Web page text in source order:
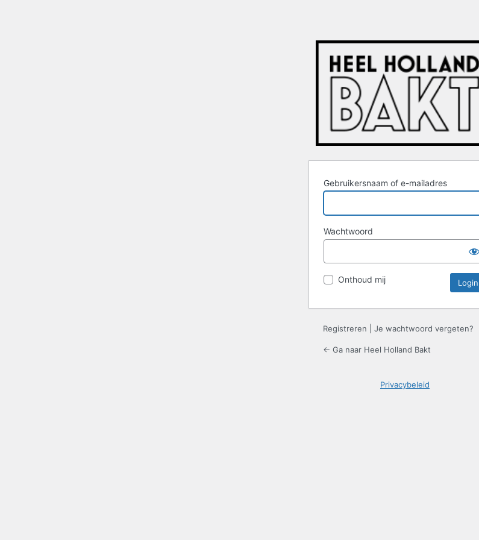
Gebruikersnaam of e-mailadres
Wachtwoord
Onthoud mij
Registreren Je wachtwoord vergeten?
← Ga naar Heel Holland Bakt
Privacybeleid